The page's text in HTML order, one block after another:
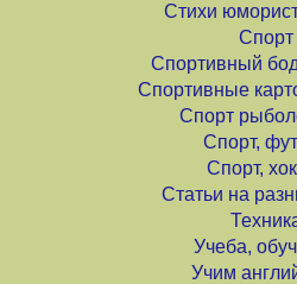
Стихи
Спорт
Спортивный
Спортивные
Спорт
Спорт,
Спорт,
Статьи на
Учеба,
Учим